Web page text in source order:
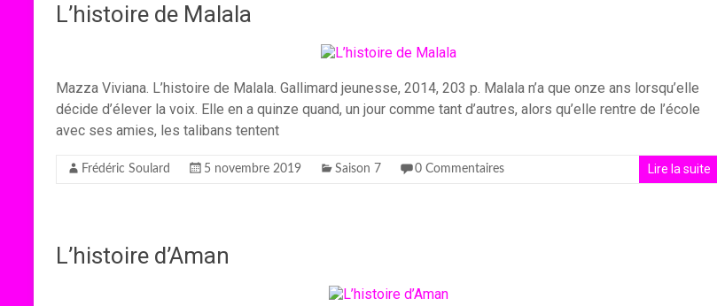
L’histoire de Malala
Mazza Viviana. L’histoire de Malala. Gallimard jeunesse, 2014, 203 p. Malala n’a que onze ans lorsqu’elle
décide d’élever la voix. Elle en a quinze quand, un jour comme tant d’autres, alors qu’elle rentre de l’école
avec ses amies, les talibans tentent
Frédéric Soulard 5 novembre 2019 Saison 7 0 Commentaires Lire la suite
L’histoire d’Aman